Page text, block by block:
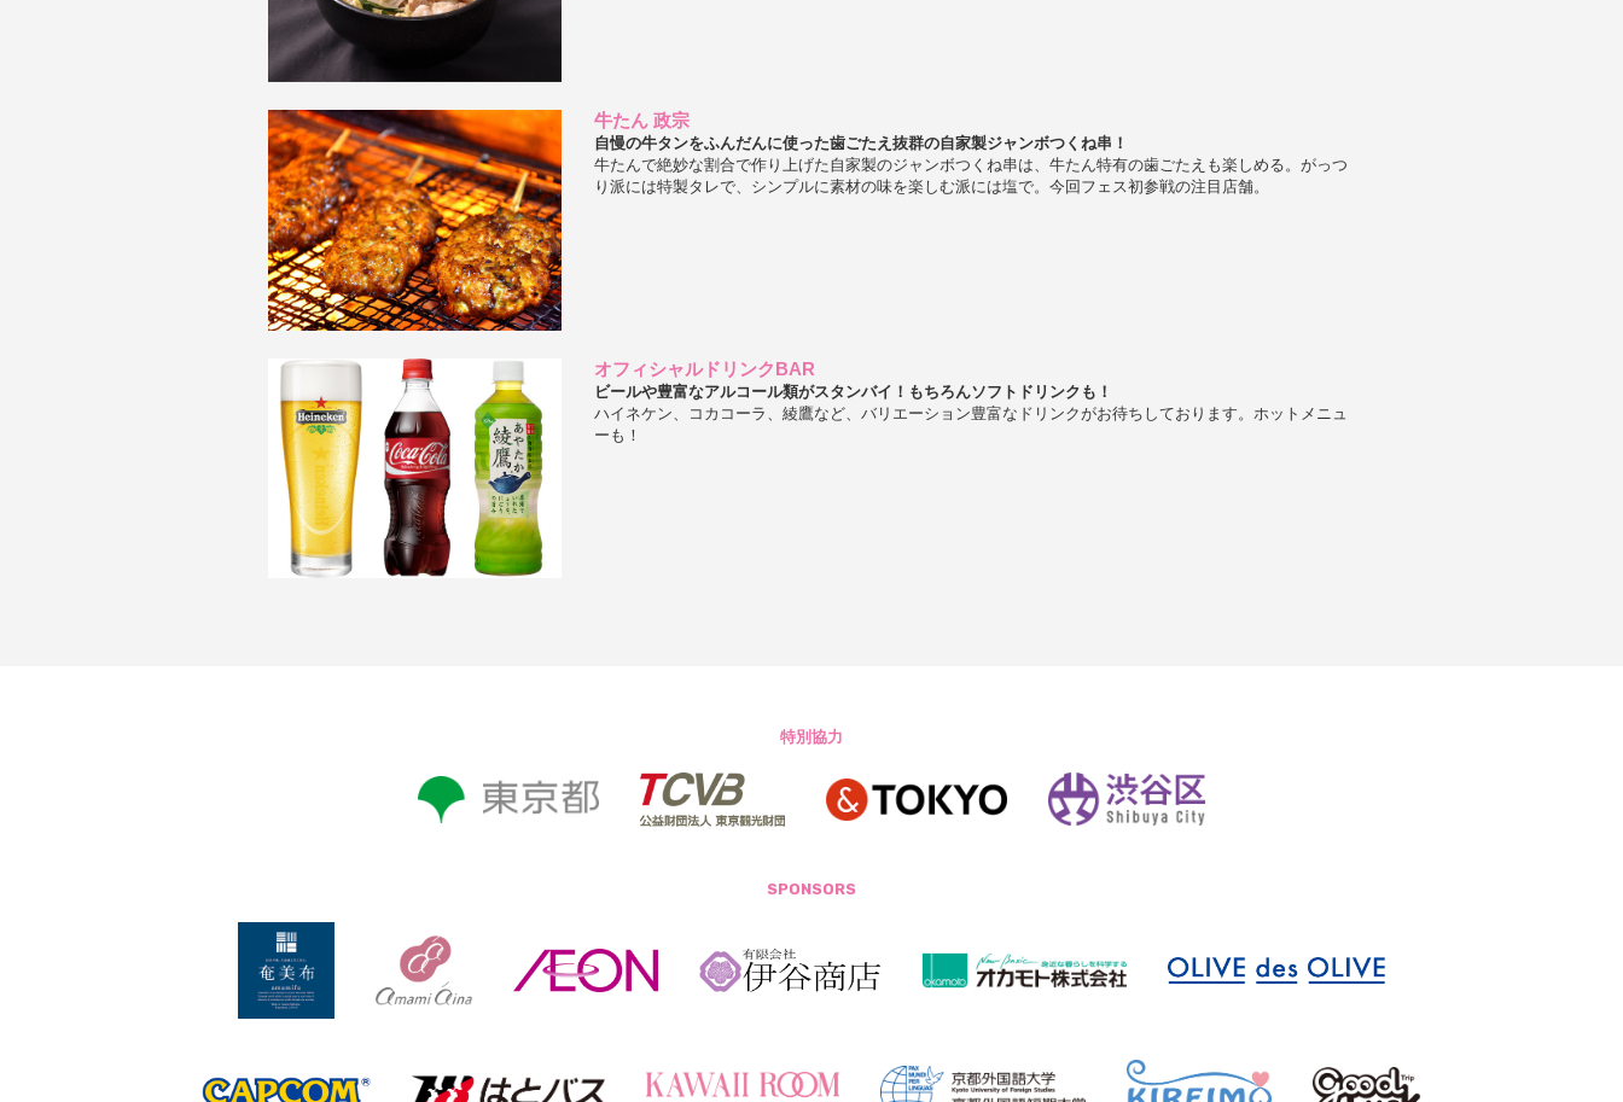
牛たん 政宗
自慢の牛タンをふんだんに使った歯ごたえ抜群の自家製ジャンボつくね串！
牛たんで絶妙な割合で作り上げた自家製のジャンボつくね串は、牛たん特有の歯ごたえも楽しめる。がっつ
り派には特製タレで、シンプルに素材の味を楽しむ派には塩で。今回フェス初参戦の注目店舗。
オフィシャルドリンクBAR
ビールや豊富なアルコール類がスタンバイ！もちろんソフトドリンクも！
ハイネケン、コカコーラ、綾鷹など、バリエーション豊富なドリンクがお待ちしております。ホットメニュ
ーも！
特別協力
SPONSORS